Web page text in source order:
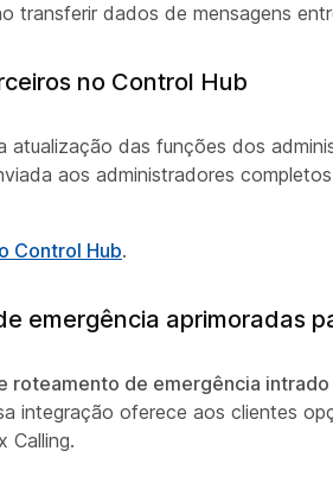
transferir dados de mensagens
no Control Hub
das funções dos
aos administradores
Control Hub.
emergência aprimoradas
roteamento de emergência intrado
integração oferece aos clientes
Calling.